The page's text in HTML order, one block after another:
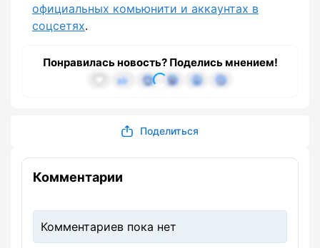
официальных комьюнити и аккаунтах в
соцсетях.
Понравилась новость? Поделись мнением!
Поделиться
Комментарии
Комментариев пока нет